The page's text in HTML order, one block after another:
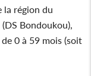
la région du
Bondoukou),
0 à 59 mois (soit